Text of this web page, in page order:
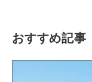
おすすめ記事